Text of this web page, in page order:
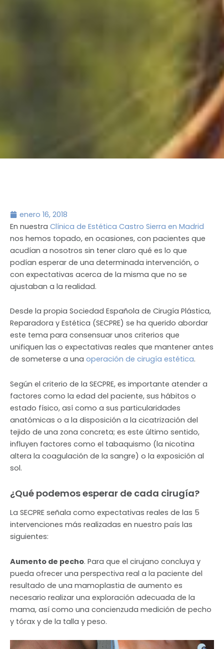
enero 16, 2018
En nuestra Clínica de Estética Castro Sierra en Madrid
nos hemos topado, en ocasiones, con pacientes que
acudían a nosotros sin tener claro qué es lo que
podían esperar de una determinada intervención, o
con expectativas acerca de la misma que no se
ajustaban a la realidad.
Desde la propia Sociedad Española de Cirugía Plástica,
Reparadora y Estética (SECPRE) se ha querido abordar
este tema para consensuar unos criterios que
unifiquen las o expectativas reales que mantener antes
de someterse a una operación de cirugía estética.
Según el criterio de la SECPRE, es importante atender a
factores como la edad del paciente, sus hábitos o
estado físico, así como a sus particularidades
anatómicas o a la disposición a la cicatrización del
tejido de una zona concreta; es este último sentido,
influyen factores como el tabaquismo (la nicotina
altera la coagulación de la sangre) o la exposición al
sol.
¿Qué podemos esperar de cada cirugía?
La SECPRE señala como expectativas reales de las 5
intervenciones más realizadas en nuestro país las
siguientes:
Aumento de pecho. Para que el cirujano concluya y
pueda ofrecer una perspectiva real a la paciente del
resultado de una mamoplastia de aumento es
necesario realizar una exploración adecuada de la
mama, así como una concienzuda medición de pecho
y tórax y de la talla y peso.